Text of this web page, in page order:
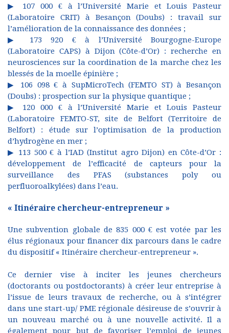
▶ 107 000 € à l’Université Marie et Louis Pasteur
(Laboratoire CRIT) à Besançon (Doubs) : travail sur
l’amélioration de la connaissance des données ;
▶ 173 920 € à l’Université Bourgogne-Europe
(Laboratoire CAPS) à Dijon (Côte-d’Or) : recherche en
neurosciences sur la coordination de la marche chez les
blessés de la moelle épinière ;
▶ 106 098 € à SupMicroTech (FEMTO ST) à Besançon
(Doubs) : prospection sur la physique quantique ;
▶ 120 000 € à l’Université Marie et Louis Pasteur
(Laboratoire FEMTO-ST, site de Belfort (Territoire de
Belfort) : étude sur l’optimisation de la production
d’hydrogène en mer ;
▶ 113 500 € à l’IAD (Institut agro Dijon) en Côte-d’Or :
développement de l’efficacité de capteurs pour la
surveillance des PFAS (substances poly ou
perfluoroalkylées) dans l’eau.
« Itinéraire chercheur-entrepreneur »
Une subvention globale de 835 000 € est votée par les
élus régionaux pour financer dix parcours dans le cadre
du dispositif « Itinéraire chercheur-entrepreneur ».
Ce dernier vise à inciter les jeunes chercheurs
(doctorants ou postdoctorants) à créer leur entreprise à
l’issue de leurs travaux de recherche, ou à s’intégrer
dans une start-up/ PME régionale désireuse de s’ouvrir à
un nouveau marché ou à une nouvelle activité. Il a
également pour but de favoriser l’emploi de jeunes